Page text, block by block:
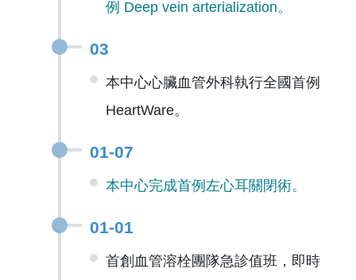
例 Deep vein arterialization。
03
本中心心臟血管外科執行全國首例
HeartWare。
01-07
本中心完成首例左心耳關閉術。
01-01
首創血管溶栓團隊急診值班，即時